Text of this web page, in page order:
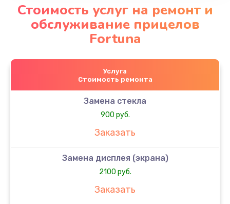
Стоимость услуг на ремонт и
обслуживание прицелов
Fortuna
Услуга
Стоимость ремонта
Замена стекла
900 руб.
Заказать
Замена дисплея (экрана)
2100 руб.
Заказать